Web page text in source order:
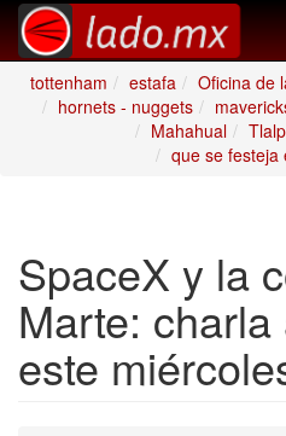
tottenham
estafa
Oficina de
hornets - nuggets
Mahahual
que se festeja
SpaceX y la
Marte:
este